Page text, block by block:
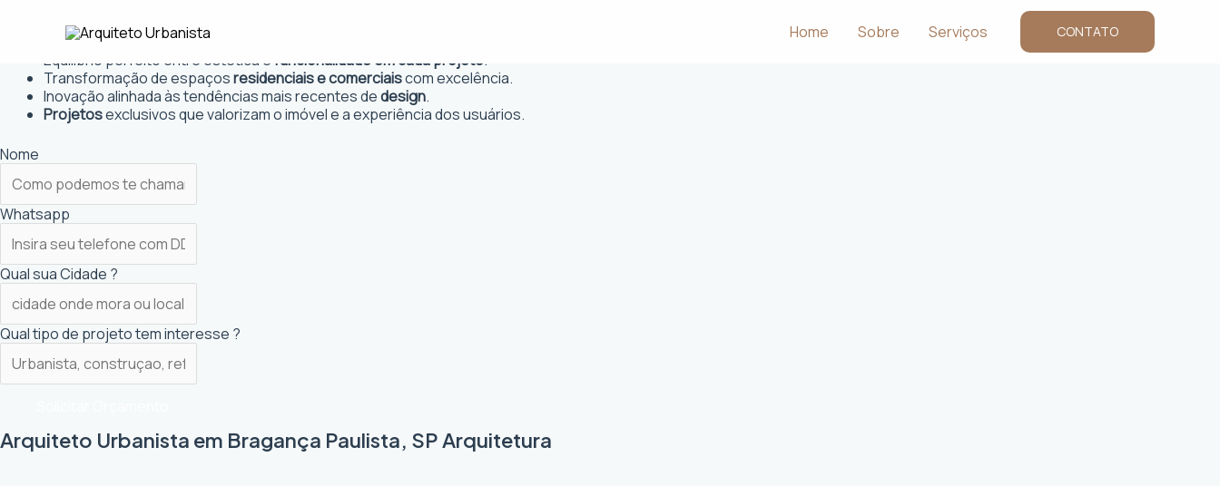
conteúdo
Home Sobre Serviços CONTATO
Projetos personalizados
Equilíbrio perfeito entre estética e funcionalidade em cada projeto.
Transformação de espaçosresidenciais e comerciaiscom excelência.
Inovação alinhada às tendências mais recentes dedesign.
Projetosexclusivos que valorizam o imóvel e a experiência dos usuários.
Nome
Whatsapp
Qual sua Cidade ?
Qual tipo de projeto tem interesse ?
Arquiteto Urbanista em Bragança Paulista, SP Arquitetura